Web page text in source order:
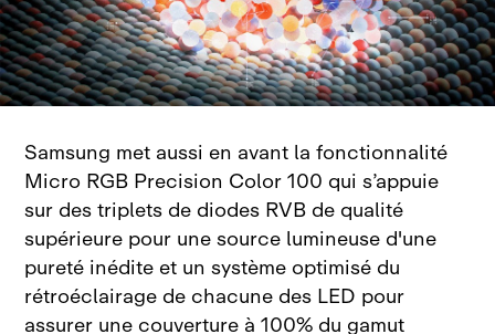
Samsung met aussi en avant la fonctionnalité
Micro RGB Precision Color 100 qui s’appuie
sur des triplets de diodes RVB de qualité
supérieure pour une source lumineuse d'une
pureté inédite et un système optimisé du
rétroéclairage de chacune des LED pour
assurer une couverture à 100% du gamut